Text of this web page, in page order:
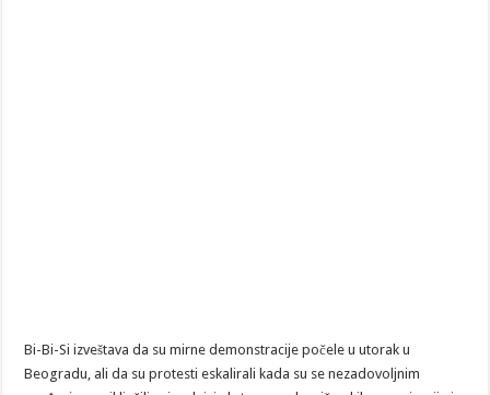
Bi-Bi-Si izveštava da su mirne demonstracije počele u utorak u
Beogradu, ali da su protesti eskalirali kada su se nezadovoljnim